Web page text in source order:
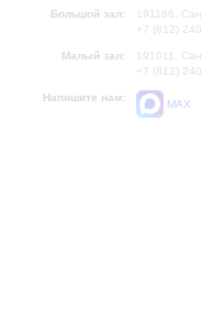
Большой зал:
191186,
+7 (812)
Малый зал:
191011,
+7 (812)
Напишите нам:
MAX